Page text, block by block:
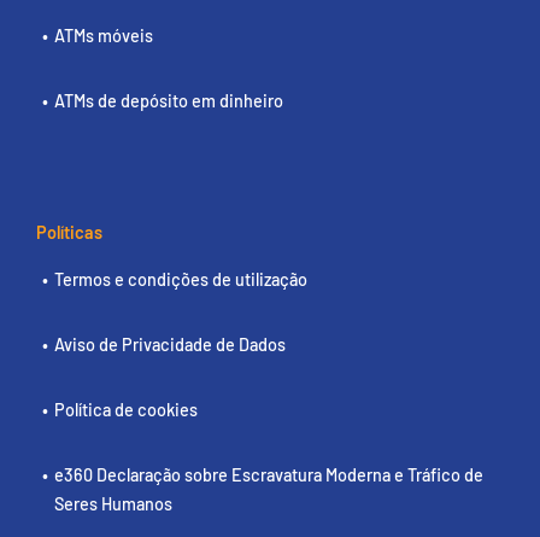
ATMs móveis
ATMs de depósito em dinheiro
Políticas
Termos e condições de utilização
Aviso de Privacidade de Dados
Política de cookies
e360 Declaração sobre Escravatura Moderna e Tráfico de
Seres Humanos